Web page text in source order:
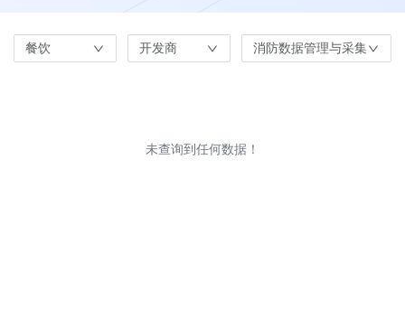
餐饮 开发商 消防数据管理与采集
未查询到任何数据！